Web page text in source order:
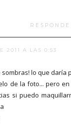
2011 A LAS 0:53
lo que daría
de la foto... pero en
si puedo